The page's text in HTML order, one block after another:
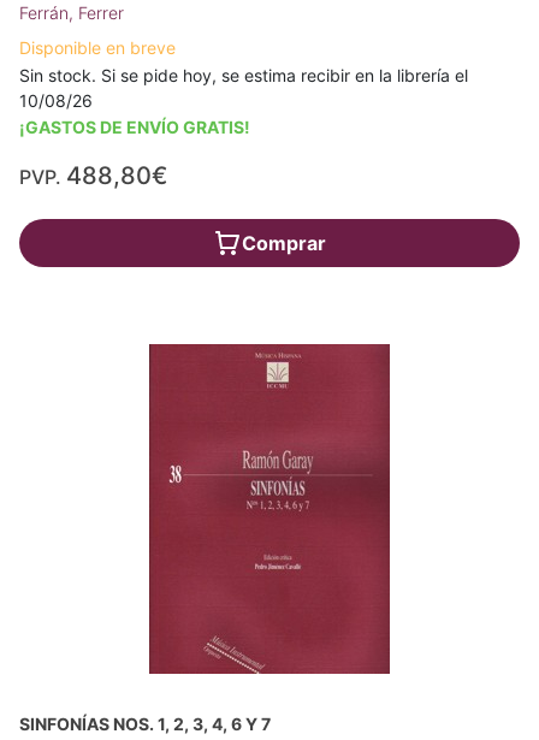
Ferrán, Ferrer
Disponible en breve
Sin stock. Si se pide hoy, se estima recibir en la librería el
10/08/26
¡GASTOS DE ENVÍO GRATIS!
PVP. 488,80€
Comprar
SINFONÍAS NOS. 1, 2, 3, 4, 6 Y 7